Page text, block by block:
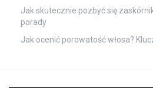
Jak skutecznie pozbyć się
porady
Jak ocenić porowatość włosa?